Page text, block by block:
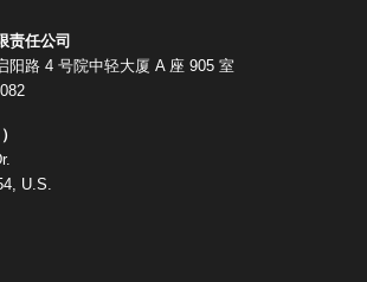
责任公司
阳路 4 号院中轻大厦 A 座 905 室
U.S.